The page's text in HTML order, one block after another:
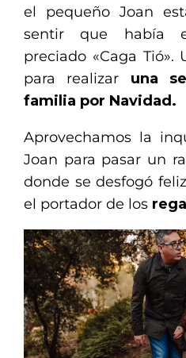
el pequeño Joan
sentir que había
preciado «Caga Tió».
para realizar una
familia por Navidad.
Aprovechamos la
Joan para pasar un
donde se desfogó
el portador de los